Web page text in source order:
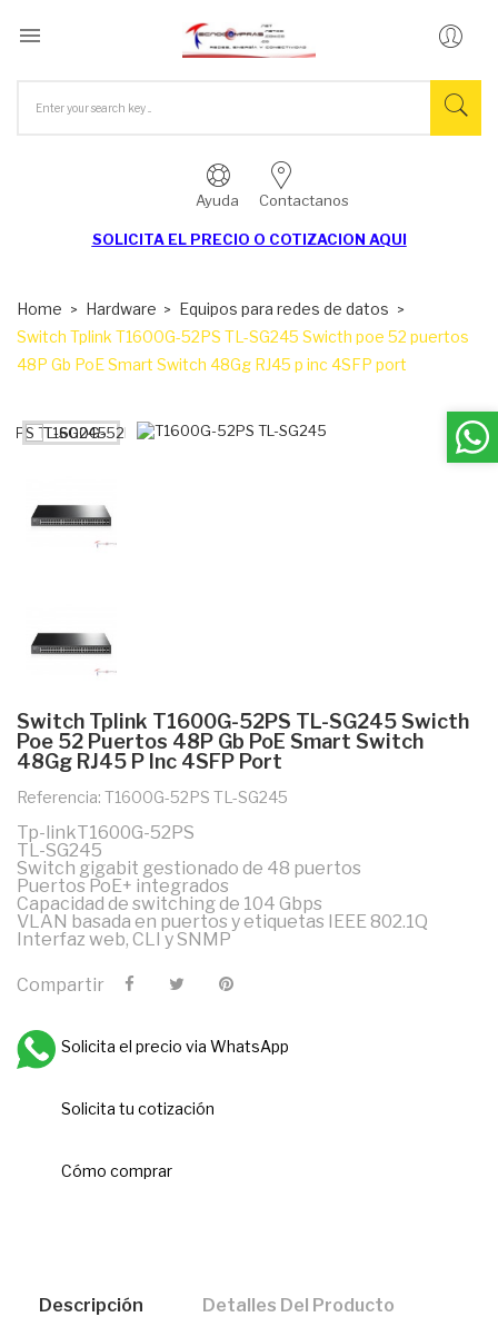

Ayuda Contactanos
SOLICITA EL PRECIO O COTIZACION AQUI
Home Hardware
Equipos para redes de datos
Switch Tplink T1600G-52PS TL-SG245 Swicth poe 52 puertos
48P Gb PoE Smart Switch 48Gg RJ45 p inc 4SFP port
Switch Tplink T1600G-52PS TL-SG245 Swicth
Poe 52 Puertos 48P Gb PoE Smart Switch
48Gg RJ45 P Inc 4SFP Port
Referencia: T1600G-52PS TL-SG245
Tp-linkT1600G-52PS
TL-SG245
Switch gigabit gestionado de 48 puertos
Puertos PoE+ integrados
Capacidad de switching de 104 Gbps
VLAN basada en puertos y etiquetas IEEE 802.1Q
Interfaz web, CLI y SNMP
Compartir
Solicita el precio via WhatsApp
Solicita tu cotización
Cómo comprar
Descripción Detalles Del Producto